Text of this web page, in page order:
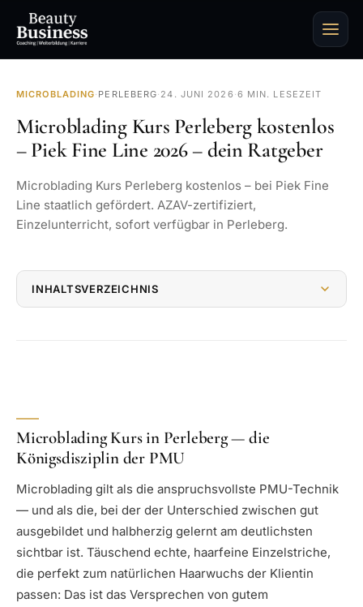
MICROBLADING· PERLEBERG· 24. JUNI 2026 ·6 MIN. LESEZEIT
Microblading Kurs Perleberg kostenlos
– Piek Fine Line 2026 – dein Ratgeber
Microblading Kurs Perleberg kostenlos – bei Piek Fine
Line staatlich gefördert. AZAV-zertifiziert,
Einzelunterricht, sofort verfügbar in Perleberg.
INHALTSVERZEICHNIS
Microblading Kurs in Perleberg — die
Königsdisziplin der PMU
Microblading gilt als die anspruchsvollste PMU-Technik
— und als die, bei der der Unterschied zwischen gut
ausgebildet und halbherzig gelernt am deutlichsten
sichtbar ist. Täuschend echte, haarfeine Einzelstriche,
die perfekt zum natürlichen Haarwuchs der Klientin
passen: Das ist das Versprechen von gutem